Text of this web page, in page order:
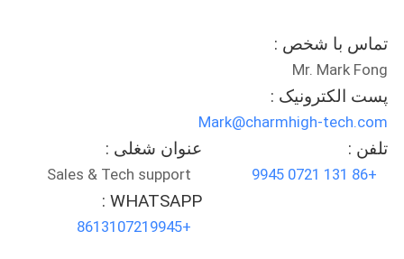
تماس با شخص :
Mr. Mark Fong
پست الکترونیک :
Mark@charmhigh-tech.com
عنوان شغلی :
Sales & Tech support
تلفن :
+86 131 0721 9945
WHATSAPP :
+8613107219945